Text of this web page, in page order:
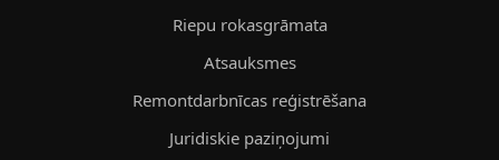
Riepu rokasgrāmata
Atsauksmes
Remontdarbnīcas reģistrēšana
Juridiskie paziņojumi